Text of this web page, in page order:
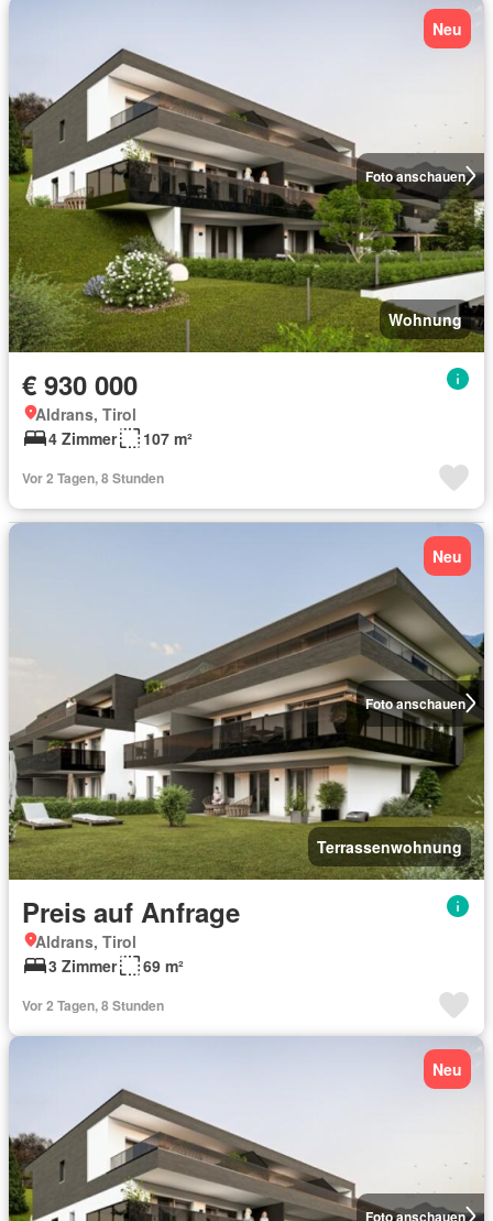
Foto anschauen
Neu
Wohnung
€ 930 000
Aldrans, Tirol
4 Zimmer
107 m²
Vor 2 Tagen, 8 Stunden
Foto anschauen
Neu
Terrassenwohnung
Preis auf Anfrage
Aldrans, Tirol
3 Zimmer
69 m²
Vor 2 Tagen, 8 Stunden
Foto anschauen
Neu